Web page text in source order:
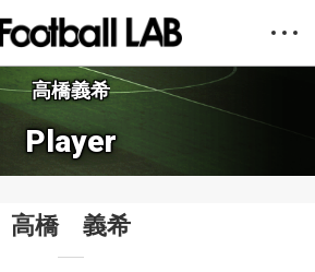
高橋義希
Player
高橋 義希